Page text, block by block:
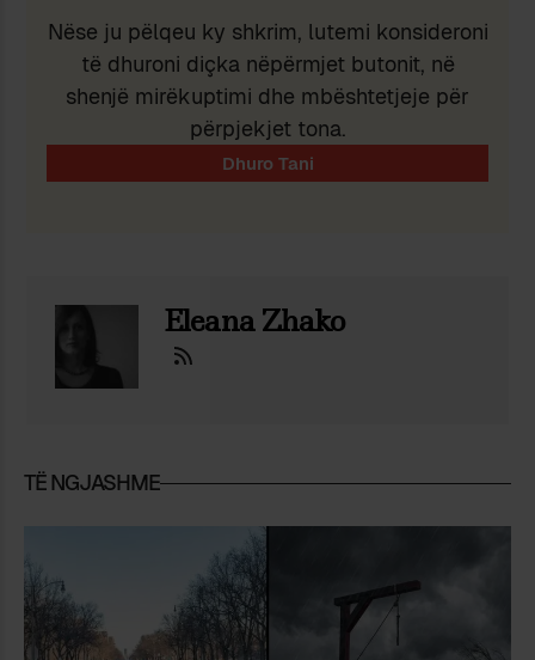
Nëse ju pëlqeu ky shkrim, lutemi konsideroni
të dhuroni diçka nëpërmjet butonit, në
shenjë mirëkuptimi dhe mbështetjeje për
përpjekjet tona.
Eleana Zhako
TË NGJASHME